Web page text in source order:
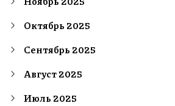
Октябрь 2025
Сентябрь 2025
Август 2025
Июль 2025